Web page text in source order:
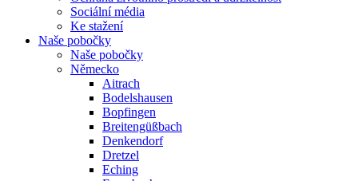
Sociální média
Ke stažení
Naše pobočky
Naše pobočky
Německo
Aitrach
Bodelshausen
Bopfingen
Breitengüßbach
Denkendorf
Dretzel
Eching